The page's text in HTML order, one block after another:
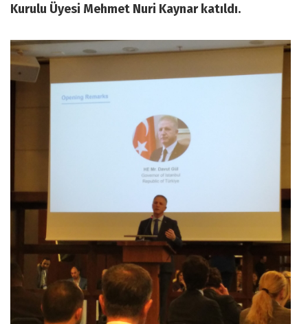
Kurulu Üyesi Mehmet Nuri Kaynar katıldı.